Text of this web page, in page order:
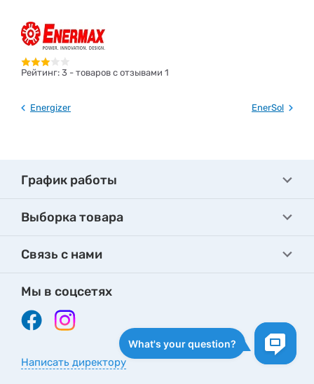
Рейтинг: 3 - товаров с отзывами 1
Energizer EnerSol
График работы
Выборка товара
Связь с нами
Мы в соцсетях
Написать директору